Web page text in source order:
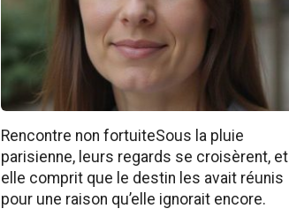
Rencontre non fortuiteSous la pluie
parisienne, leurs regards se croisèrent, et
elle comprit que le destin les avait réunis
pour une raison qu’elle ignorait encore.